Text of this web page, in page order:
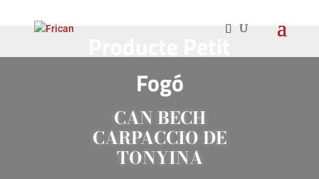
Fogó
CAN BECH
CARPACCIO DE
TONYINA